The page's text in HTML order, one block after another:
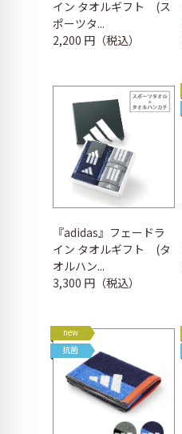
イン タオルギフト (ス
ポーツタ...
2,200 円（税込）
『adidas』フェードラ
イン タオルギフト (タ
オルハン...
3,300 円（税込）
new
抗菌